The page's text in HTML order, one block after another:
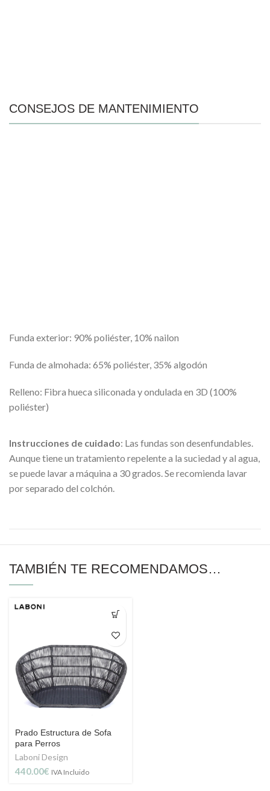
CONSEJOS DE MANTENIMIENTO
Funda exterior: 90% poliéster, 10% nailon
Funda de almohada: 65% poliéster, 35% algodón
Relleno: Fibra hueca siliconada y ondulada en 3D (100%
poliéster)
Instrucciones de cuidado: Las fundas son desenfundables.
Aunque tiene un tratamiento repelente a la suciedad y al agua,
se puede lavar a máquina a 30 grados. Se recomienda lavar
por separado del colchón.
TAMBIÉN TE RECOMENDAMOS…
Prado Estructura de Sofa
para Perros
Laboni Design
440.00€ IVA Incluido